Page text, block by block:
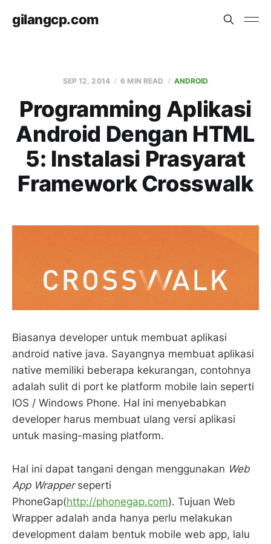
gilangcp.com
SEP 12, 2014 6 MIN READ ANDROID
Programming Aplikasi
Android Dengan HTML
5: Instalasi Prasyarat
Framework Crosswalk
Biasanya developer untuk membuat aplikasi
android native java. Sayangnya membuat aplikasi
native memiliki beberapa kekurangan, contohnya
adalah sulit di port ke platform mobile lain seperti
IOS / Windows Phone. Hal ini menyebabkan
developer harus membuat ulang versi aplikasi
untuk masing-masing platform.
Hal ini dapat tangani dengan menggunakan Web
App Wrapperseperti
PhoneGap(http://phonegap.com). Tujuan Web
Wrapper adalah anda hanya perlu melakukan
development dalam bentuk mobile web app, lalu